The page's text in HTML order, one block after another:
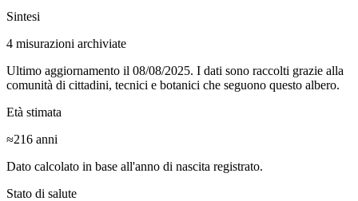
Sintesi
4 misurazioni archiviate
Ultimo aggiornamento il 08/08/2025. I dati sono raccolti grazie alla
comunità di cittadini, tecnici e botanici che seguono questo albero.
Età stimata
≈216 anni
Dato calcolato in base all'anno di nascita registrato.
Stato di salute